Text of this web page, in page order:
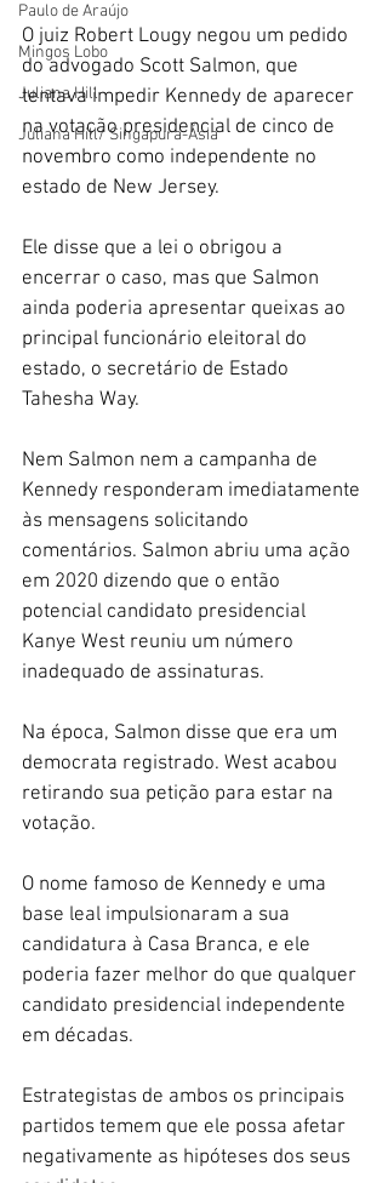
Paulo de Araújo
Mingos Lobo
Juliana Hill
Juliana Hill/ Singapura-Ásia
O juiz Robert Lougy negou um pedido
do advogado Scott Salmon, que
tentava impedir Kennedy de aparecer
na votação presidencial de cinco de
novembro como independente no
estado de New Jersey.
Ele disse que a lei o obrigou a
encerrar o caso, mas que Salmon
ainda poderia apresentar queixas ao
principal funcionário eleitoral do
estado, o secretário de Estado
Tahesha Way.
Nem Salmon nem a campanha de
Kennedy responderam imediatamente
às mensagens solicitando
comentários. Salmon abriu uma ação
em 2020 dizendo que o então
potencial candidato presidencial
Kanye West reuniu um número
inadequado de assinaturas.
Na época, Salmon disse que era um
democrata registrado. West acabou
retirando sua petição para estar na
votação.
O nome famoso de Kennedy e uma
base leal impulsionaram a sua
candidatura à Casa Branca, e ele
poderia fazer melhor do que qualquer
candidato presidencial independente
em décadas.
Estrategistas de ambos os principais
partidos temem que ele possa afetar
negativamente as hipóteses dos seus